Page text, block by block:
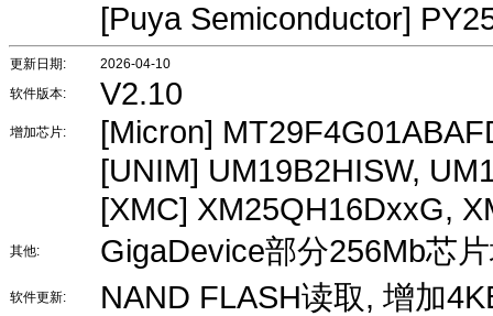
[Puya Semiconductor]
更新日期:
2026-04-10
软件版本:
V2.10
增加芯片:
[Micron]
[UNIM] UM19B2HISW,
[XMC] XM25QH16DxxG,
其他: GigaDevice部分256Mb芯
软件更新: NAND FLASH读取, 增加